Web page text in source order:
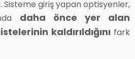
Sisteme giriş yapan optisyenler,
daha önce yer alan
kaldırıldığını fark